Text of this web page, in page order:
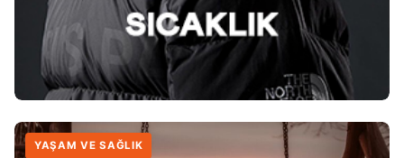
YAŞAM VE SAĞLIK